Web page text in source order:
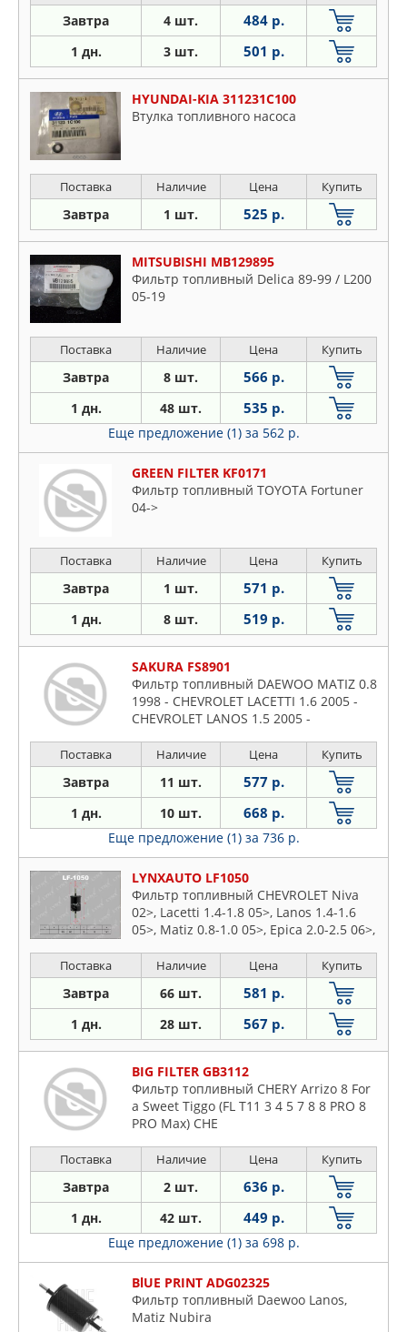
Завтра 4 шт. 484 р.
1 дн. 3 шт. 501 р.
HYUNDAI-KIA 311231C100
Втулка топливного насоса
Поставка Наличие Цена Купить
Завтра 1 шт. 525 р.
MITSUBISHI MB129895
Фильтр топливный Delica 89-99 / L200
05-19
Поставка Наличие Цена Купить
Завтра 8 шт. 566 р.
1 дн. 48 шт. 535 р.
Еще предложение (1) за 562 р.
GREEN FILTER KF0171
Фильтр топливный TOYOTA Fortuner
04->
Поставка Наличие Цена Купить
Завтра 1 шт. 571 р.
1 дн. 8 шт. 519 р.
SAKURA FS8901
Фильтр топливный DAEWOO MATIZ 0.8
1998 - CHEVROLET LACETTI 1.6 2005 -
CHEVROLET LANOS 1.5 2005 -
Поставка Наличие Цена Купить
Завтра 11 шт. 577 р.
1 дн. 10 шт. 668 р.
Еще предложение (1) за 736 р.
LYNXAUTO LF1050
Фильтр топливный CHEVROLET Niva
02>, Lacetti 1.4-1.8 05>, Lanos 1.4-1.6
05>, Matiz 0.8-1.0 05>, Epica 2.0-2.5 06>,
1.6 97>, Leganza 2.0 97-02, Matiz 0.8-1.0
98>, Nubira 1.6-2.0 97>
Поставка Наличие Цена Купить
Завтра 66 шт. 581 р.
1 дн. 28 шт. 567 р.
BIG FILTER GB3112
Фильтр топливный CHERY Arrizo 8 For
a Sweet Tiggo (FL T11 3 4 5 7 8 8 PRO 8
PRO Max) CHE
Поставка Наличие Цена Купить
Завтра 2 шт. 636 р.
1 дн. 42 шт. 449 р.
Еще предложение (1) за 698 р.
BlUE PRINT ADG02325
Фильтр топливный Daewoo Lanos,
Matiz Nubira